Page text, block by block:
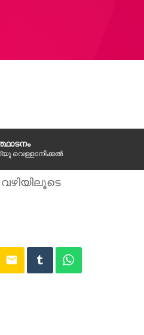
വെള്ളാനിക്കൽ
email